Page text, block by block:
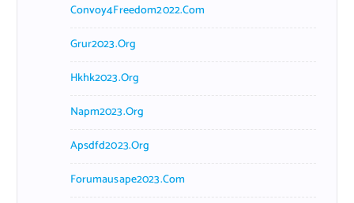
Convoy4Freedom2022.com
Grur2023.org
Hkhk2023.org
Napm2023.org
Apsdfd2023.org
Forumausape2023.com